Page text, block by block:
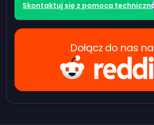
Skontaktuj się z pomocą
Dołącz do nas na